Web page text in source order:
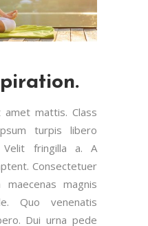
mattis. Class
turpis libero
Velit fringilla a. A
Consectetuer
magnis
Quo venenatis
Dui urna pede